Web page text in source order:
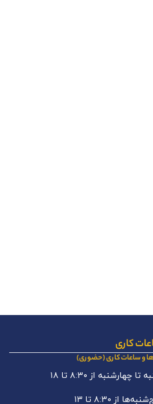
کاری
و ساعات کاری (حضوری)
تا چهارشنبه از ۸:۳۰ تا ۱۸
از ۸:۳۰ تا ۱۳